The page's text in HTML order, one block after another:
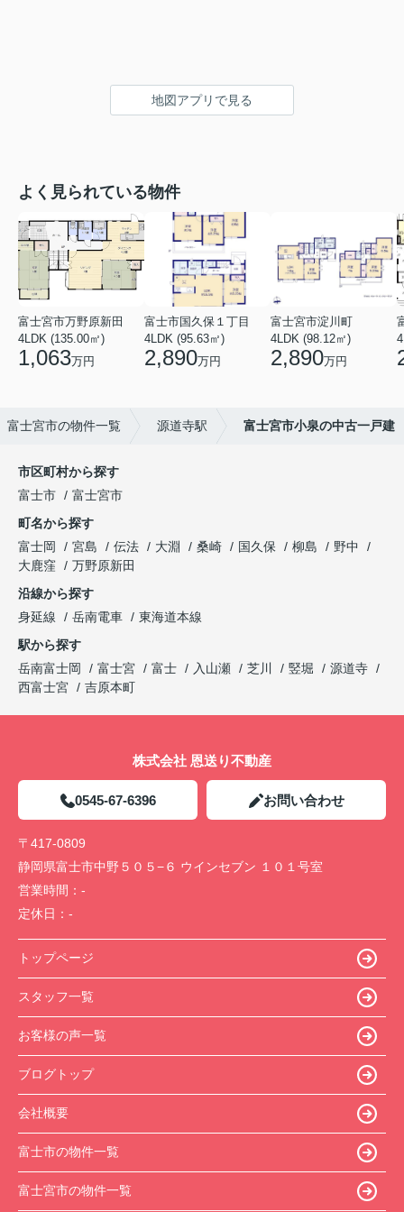
地図アプリで見る
よく見られている物件
富士宮市万野原新田
4LDK (135.00㎡)
1,063万円
富士市国久保１丁目
4LDK (95.63㎡)
2,890万円
富士宮市淀川町
4LDK (98.12㎡)
2,890万円
富士宮市の物件一覧 源道寺駅 富士宮市小泉の中古一戸建
市区町村から探す
富士市
富士宮市
町名から探す
富士岡
宮島 伝法 大淵 桑崎 国久保 柳島
野中
大鹿窪
万野原新田
沿線から探す
身延線
岳南電車
東海道本線
駅から探す
岳南富士岡
富士宮 富士 入山瀬 芝川 竪堀
源道寺
西富士宮
吉原本町
株式会社 恩送り不動産
0545-67-6396 お問い合わせ
〒417-0809
静岡県富士市中野５０５−６ ウインセブン １０１号室
営業時間： -
定休日： -
トップページ
スタッフ一覧
お客様の声一覧
ブログトップ
会社概要
富士市の物件一覧
富士宮市の物件一覧